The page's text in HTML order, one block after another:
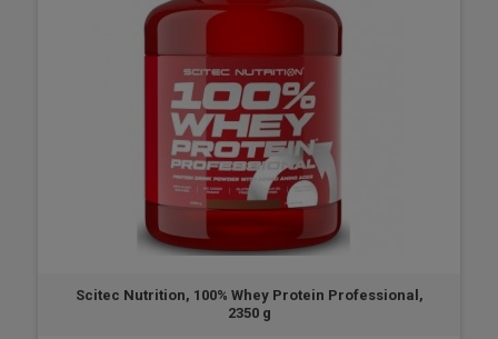
Scitec Nutrition, 100% Whey Protein Professional,
2350 g